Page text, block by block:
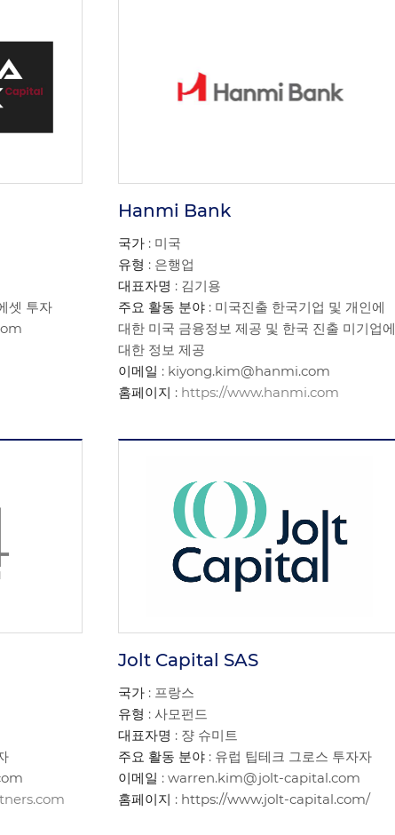
셋 투자
Hanmi Bank
국가 : 미국
유형 : 은행업
대표자명 : 김기용
주요 활동 분야 : 미국진출 한국기업 및 개인에
대한 미국 금융정보 제공 및 한국 진출 미기업에
대한 정보 제공
이메일 : kiyong.kim@hanmi.com
홈페이지 : https://www.hanmi.com
Jolt Capital SAS
국가 : 프랑스
유형 : 사모펀드
대표자명 : 쟝 슈미트
주요 활동 분야 : 유럽 팁테크 그로스 투자자
이메일 : warren.kim@jolt-capital.com
홈페이지 : https://www.jolt-capital.com/